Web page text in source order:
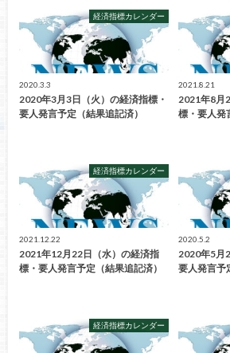
経済指標カレンダー
2020.3.3
2020年3月3日（火）の経済指標・
要人発言予定（結果追記済）
2021.8.21
2021年8月
標・要人発
経済指標カレンダー
2021.12.22
2021年12月22日（水）の経済指
標・要人発言予定（結果追記済）
2020.5.2
2020年5月
要人発言予
経済指標カレンダー